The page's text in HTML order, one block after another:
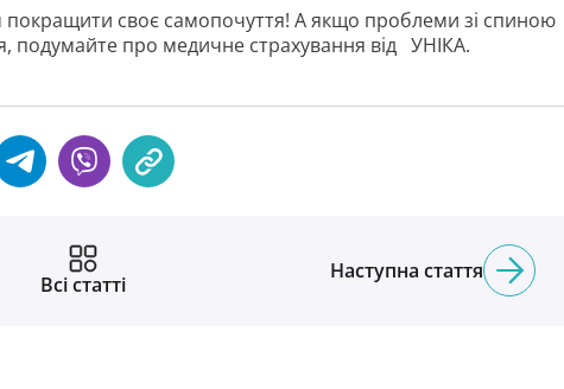
своє самопочуття! А якщо проблеми зі спиною
подумайте про медичне страхування від УНІКА.
Всі статті
Наступна стаття